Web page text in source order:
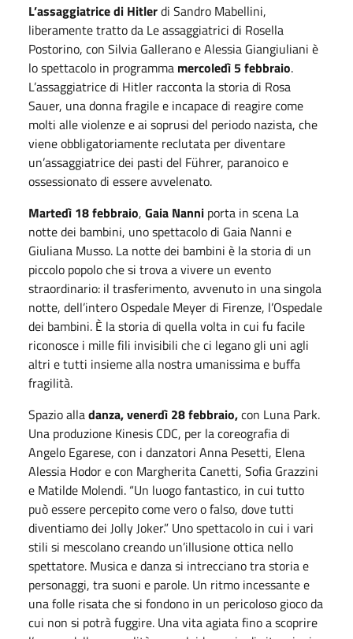
L’assaggiatrice di Hitlerdi Sandro Mabellini,
liberamente tratto da Le assaggiatrici di Rosella
Postorino, con Silvia Gallerano e Alessia Giangiuliani è
lo spettacolo in programma mercoledì 5 febbraio.
L’assaggiatrice di Hitler racconta la storia di Rosa
Sauer, una donna fragile e incapace di reagire come
molti alle violenze e ai soprusi del periodo nazista, che
viene obbligatoriamente reclutata per diventare
un’assaggiatrice dei pasti del Führer, paranoico e
ossessionato di essere avvelenato.
Martedì 18 febbraio, Gaia Nanni porta in scena La
notte dei bambini, uno spettacolo di Gaia Nanni e
Giuliana Musso. La notte dei bambini è la storia di un
piccolo popolo che si trova a vivere un evento
straordinario: il trasferimento, avvenuto in una singola
notte, dell’intero Ospedale Meyer di Firenze, l’Ospedale
dei bambini. È la storia di quella volta in cui fu facile
riconosce i mille fili invisibili che ci legano gli uni agli
altri e tutti insieme alla nostra umanissima e buffa
fragilità.
Spazio alladanza, venerdì 28 febbraio,con Luna Park.
Una produzione Kinesis CDC, per la coreografia di
Angelo Egarese, con i danzatori Anna Pesetti, Elena
Alessia Hodor e con Margherita Canetti, Sofia Grazzini
e Matilde Molendi. “Un luogo fantastico, in cui tutto
può essere percepito come vero o falso, dove tutti
diventiamo dei Jolly Joker.” Uno spettacolo in cui i vari
stili si mescolano creando un’illusione ottica nello
spettatore. Musica e danza si intrecciano tra storia e
personaggi, tra suoni e parole. Un ritmo incessante e
una folle risata che si fondono in un pericoloso gioco da
cui non si potrà fuggire. Una vita agiata fino a scoprire